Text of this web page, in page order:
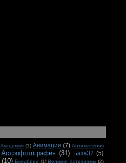
Академия (1) Анимации (7) Антиматерия
Астрофотография (31) База32 (5)
(10) Бредбери (1) Великие астрономы (2)